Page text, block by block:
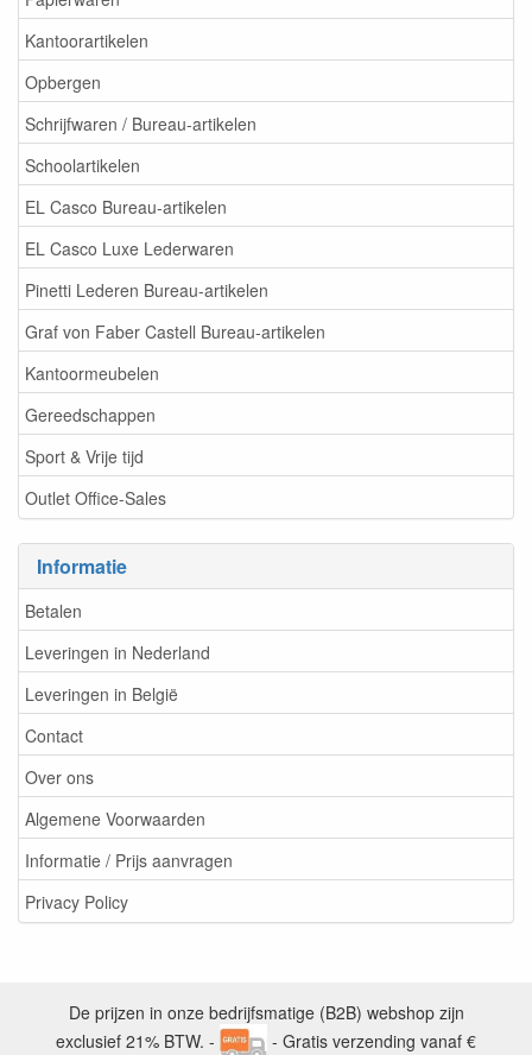
Kantoorartikelen
Opbergen
Schrijfwaren / Bureau-artikelen
Schoolartikelen
EL Casco Bureau-artikelen
EL Casco Luxe Lederwaren
Pinetti Lederen Bureau-artikelen
Graf von Faber Castell Bureau-artikelen
Kantoormeubelen
Gereedschappen
Sport & Vrije tijd
Outlet Office-Sales
Informatie
Betalen
Leveringen in Nederland
Leveringen in België
Contact
Over ons
Algemene Voorwaarden
Informatie / Prijs aanvragen
Privacy Policy
De prijzen in onze bedrijfsmatige (B2B) webshop zijn
exclusief 21% BTW. -
- Gratis verzending vanaf €